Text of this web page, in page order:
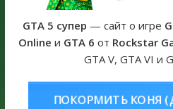
GTA 6 официальная обложка
Auto VI
GTA 5 супер — сайт о игре
Online и GTA 6 от Rockstar
GTA V, GTA VI и
(ДОНАТ)